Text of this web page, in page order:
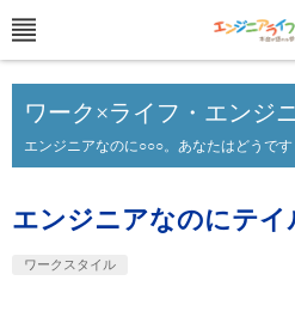
ワーク×ライフ・エンジ
エンジニアなのに○○○。あなたはどうです
エンジニアなのにテイ
ワークスタイル